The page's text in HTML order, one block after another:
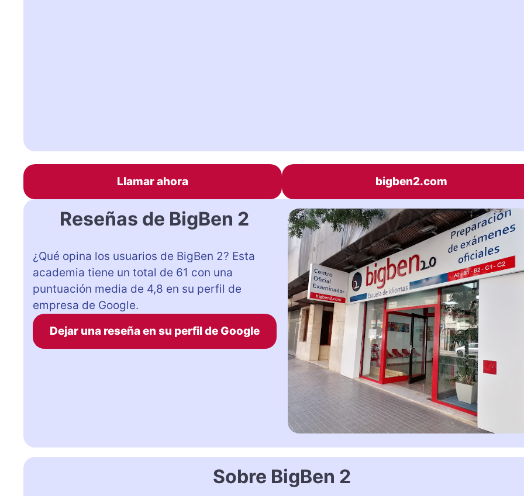
Llamar ahora bigben2.com
Reseñas de BigBen 2
¿Qué opina los usuarios de BigBen 2? Esta
academia tiene un total de 61 con una
puntuación media de 4,8 en su perfil de
empresa de Google.
Dejar una reseña en su perfil de Google
Sobre BigBen 2